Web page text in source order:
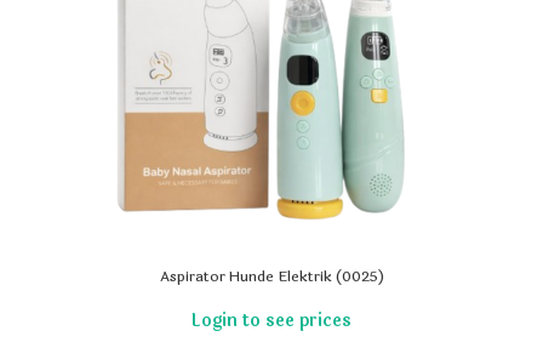
Aspirator Hunde Elektrik (0025)